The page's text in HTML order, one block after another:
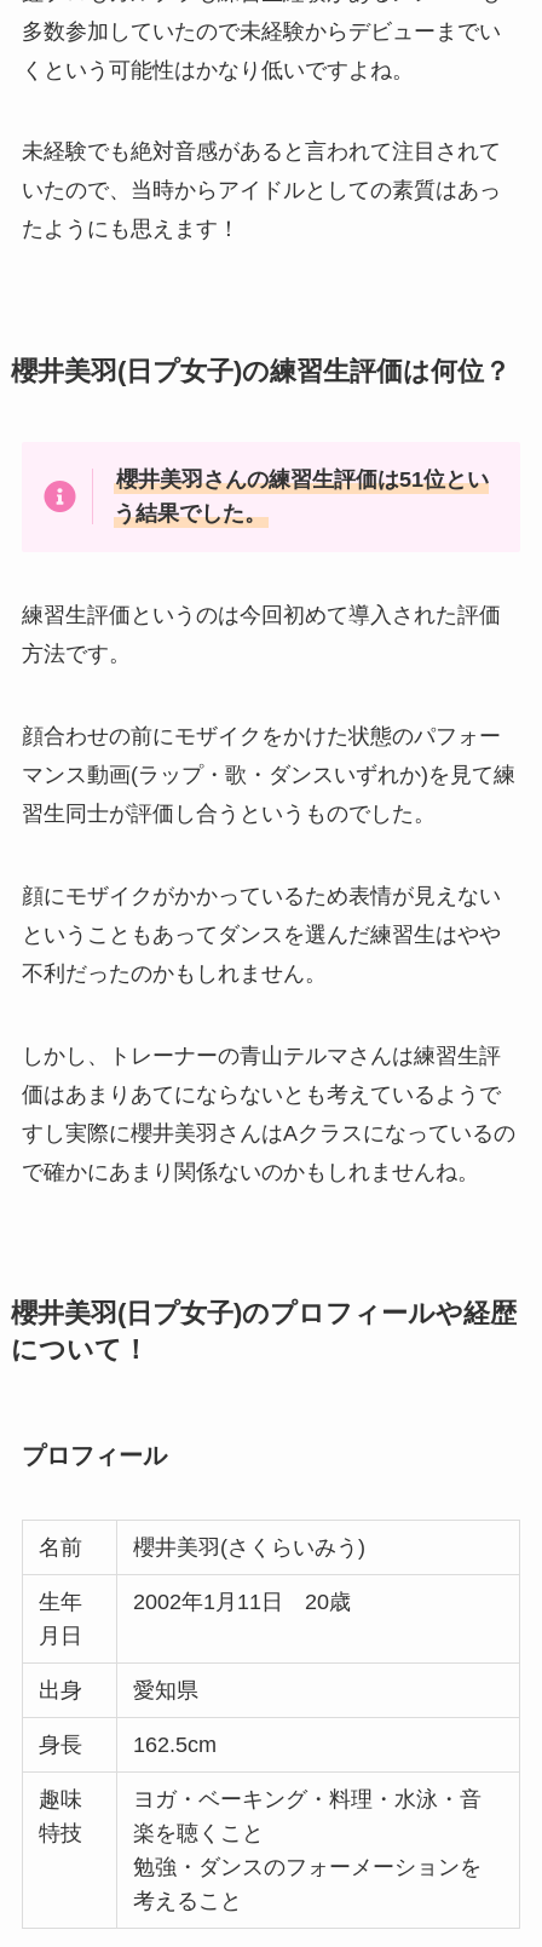
多数参加していたので未経験からデビューまでい
くという可能性はかなり低いですよね。
未経験でも絶対音感があると言われて注目されて
いたので、当時からアイドルとしての素質はあっ
たようにも思えます！
櫻井美羽(日プ女子)の練習生評価は何位？
櫻井美羽さんの練習生評価は51位とい
う結果でした。
練習生評価というのは今回初めて導入された評価
方法です。
顔合わせの前にモザイクをかけた状態のパフォー
マンス動画(ラップ・歌・ダンスいずれか)を見て練
習生同士が評価し合うというものでした。
顔にモザイクがかかっているため表情が見えない
ということもあってダンスを選んだ練習生はやや
不利だったのかもしれません。
しかし、トレーナーの青山テルマさんは練習生評
価はあまりあてにならないとも考えているようで
すし実際に櫻井美羽さんはAクラスになっているの
で確かにあまり関係ないのかもしれませんね。
櫻井美羽(日プ女子)のプロフィールや経歴
について！
プロフィール
名前 櫻井美羽(さくらいみう)
生年
月日
2002年1月11日 20歳
出身 愛知県
身長 162.5cm
趣味
特技
ヨガ・ベーキング・料理・水泳・音
楽を聴くこと
勉強・ダンスのフォーメーションを
考えること